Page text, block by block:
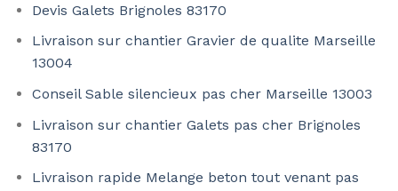
Devis Galets Brignoles 83170
Livraison sur chantier Gravier de qualite Marseille
13004
Conseil Sable silencieux pas cher Marseille 13003
Livraison sur chantier Galets pas cher Brignoles
83170
Livraison rapide Melange beton tout venant pas